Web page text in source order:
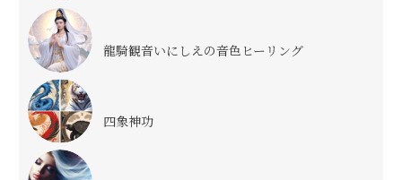
龍騎観音いにしえの音色ヒーリング
四象神功